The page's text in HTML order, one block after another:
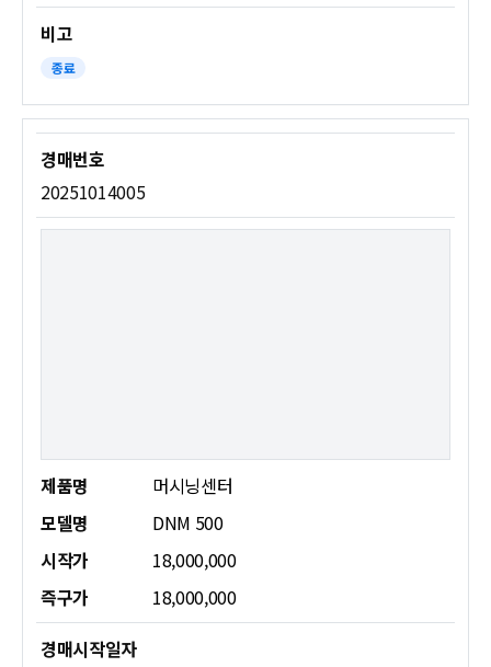
종료
20251014005
제품명
머시닝센터
모델명
DNM 500
시작가
18,000,000
즉구가
18,000,000